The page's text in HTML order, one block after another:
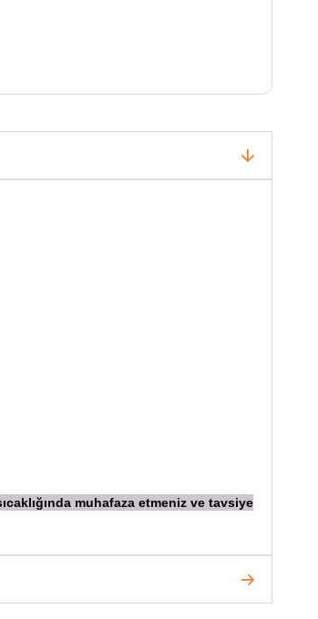
muhafaza etmeniz ve tavsiye